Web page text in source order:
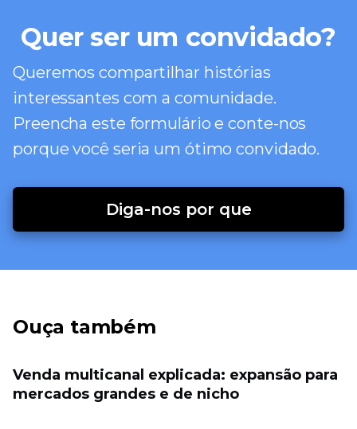
Quer ser um convidado?
Queremos compartilhar histórias
interessantes com a comunidade.
Preencha este formulário e conte-nos
porque você seria um ótimo convidado.
Diga-nos por que
Ouça também
Venda multicanal explicada: expansão para
mercados grandes e de nicho